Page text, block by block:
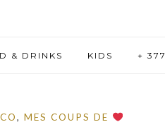
& DRINKS KIDS + 377
,MES COUPS DE